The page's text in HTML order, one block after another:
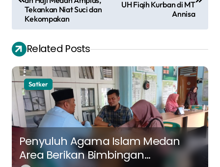
i
g
a
s
i
p
o
s
Tekankan Niat Suci dan
Kekompakan
UH Fiqih Kurban di MT
Annisa
Related Posts
Satker
Penyuluh Agama Islam Medan
Area Berikan Bimbingan